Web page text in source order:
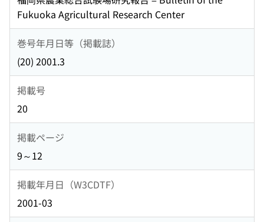
Fukuoka Agricultural Research Center
巻号年月日等（掲載誌）
(20) 2001.3
掲載号
20
掲載ページ
9～12
掲載年月日（W3CDTF）
2001-03